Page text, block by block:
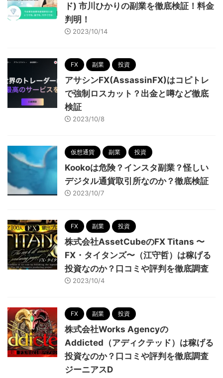
ド) 市川ひかりの副業を徹底検証！料金
判明！
2023/10/14
FX 副業 投資
アサシンFX(AssassinFX)はコピトレ
で強制ロスカット？出金と噂など徹底
検証
2023/10/8
仮想通貨 副業 投資
Kookoは危険？インスタ副業？怪しい
デジタル通貨取引所なのか？徹底検証
2023/10/7
FX 副業 投資
株式会社AssetCubeのFX Titans 〜
FX・タイタンズ〜（江守哲）は稼げる
投資なのか？口コミや評判を徹底調査
2023/10/4
FX 副業 投資
株式会社Works Agencyの
Addicted（アディクテッド）は稼げる
投資なのか？口コミや評判を徹底調査
ジーニアスD